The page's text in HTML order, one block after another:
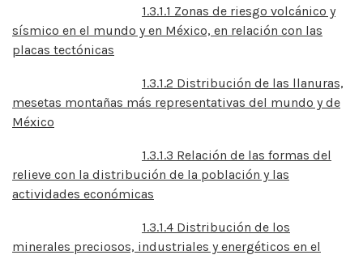
1.3.1.1 Zonas de riesgo volcánico y
sísmico en el mundo y en México, en relación con las
placas tectónicas
1.3.1.2 Distribución de las llanuras,
mesetas montañas más representativas del mundo y de
México
1.3.1.3 Relación de las formas del
relieve con la distribución de la población y las
actividades económicas
1.3.1.4 Distribución de los
minerales preciosos, industriales y energéticos en el